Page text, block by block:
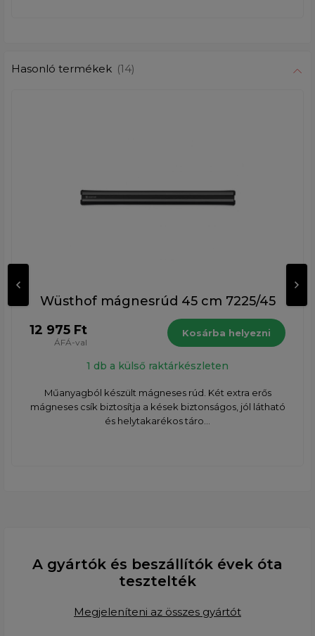
Hasonló termékek (14)
Wüsthof mágnesrúd 45 cm 7225/45
12 975 Ft
ÁFÁ-val
Kosárba helyezni
1 db a külső raktárkészleten
Műanyagból készült mágneses rúd. Két extra erős
mágneses csík biztosítja a kések biztonságos, jól látható
és helytakarékos táro...
A gyártók és beszállítók évek óta
tesztelték
Megjeleníteni az összes gyártót